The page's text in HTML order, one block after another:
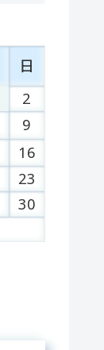
日
2
9
16
23
30